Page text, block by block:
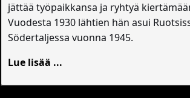
jättää työpaikkansa ja ryhtyä
Vuodesta 1930 lähtien hän asui
Södertaljessa vuonna 1945.
Lue lisää ...